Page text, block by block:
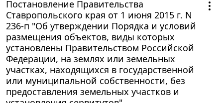
Постановление Правительства
Ставропольского края от 1 июня 2015 г. N
236-п "Об утверждении Порядка и условий
размещения объектов, виды которых
установлены Правительством Российской
Федерации, на землях или земельных
участках, находящихся в государственной
или муниципальной собственности, без
предоставления земельных участков и